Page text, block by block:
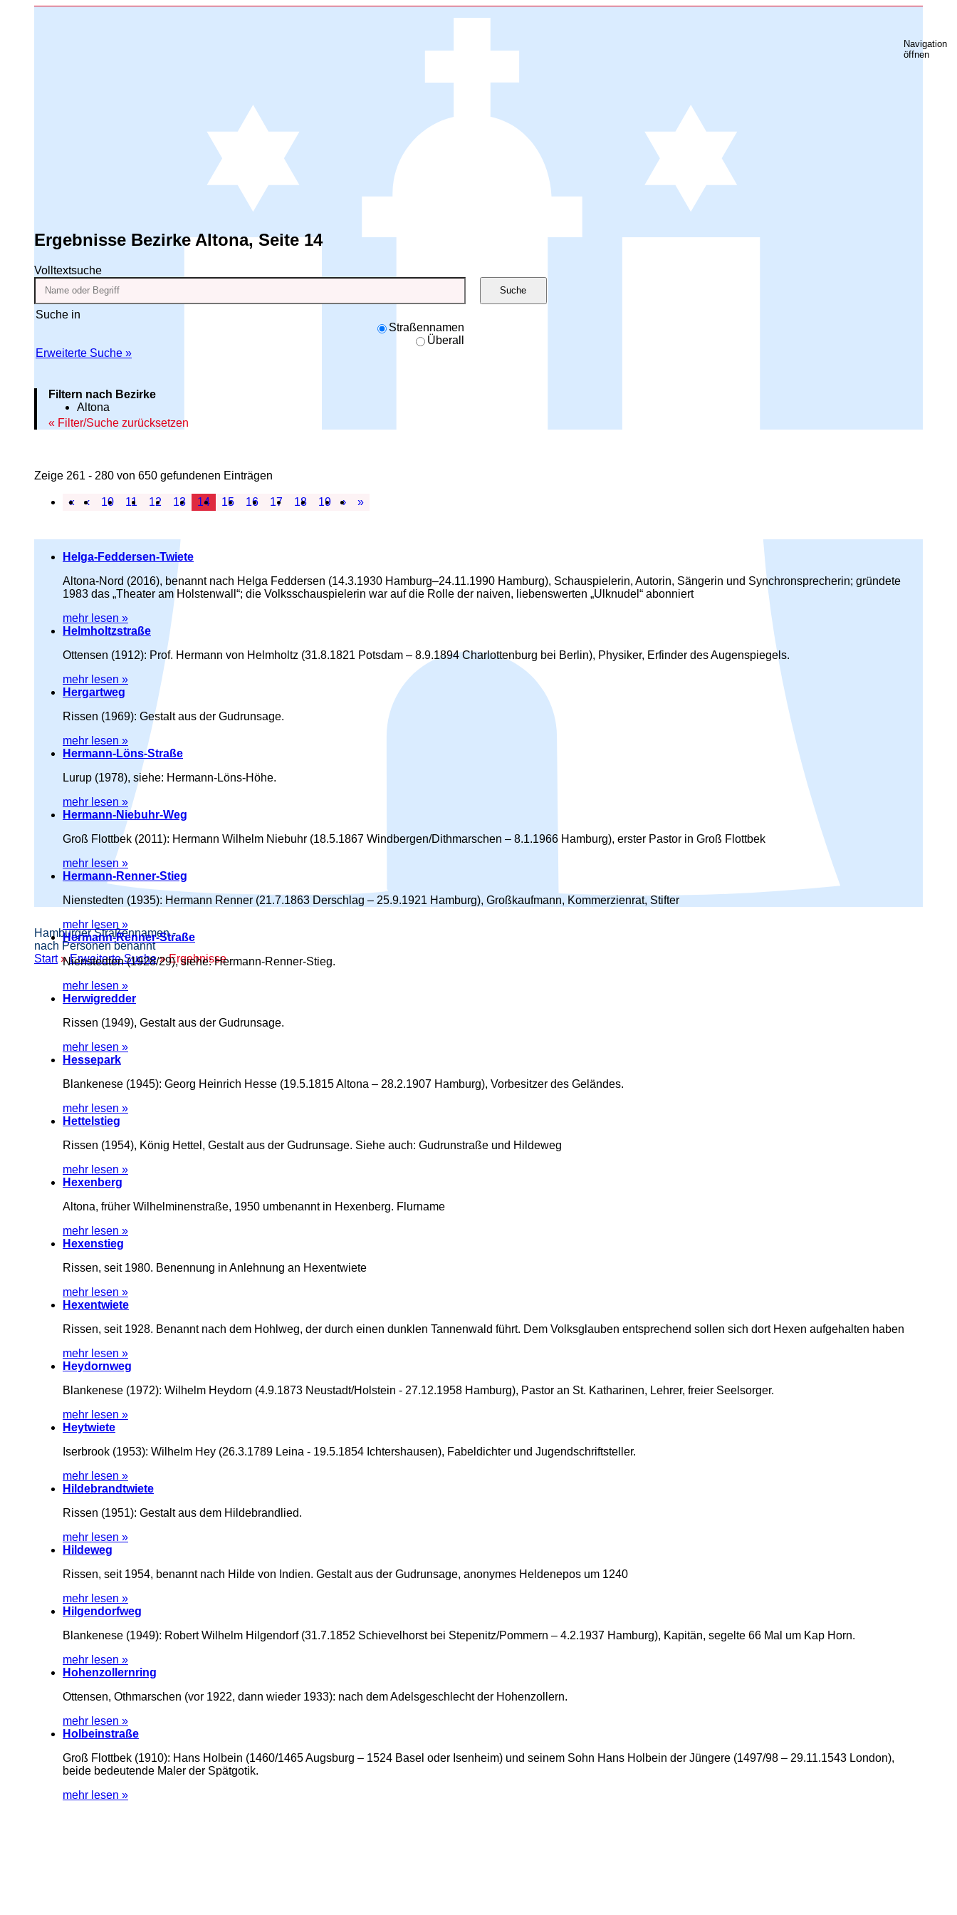
Hamburger Straßennamen -
nach Personen benannt
Start»Erweiterte Suche» Ergebnisse
Navigation
öffnen
Ergebnisse Bezirke Altona, Seite 14
Volltextsuche
Suche in
Straßennamen
Überall
Erweiterte Suche »
Suche
Filtern nach Bezirke
Altona
Filter/Suche zurücksetzen
Zeige 261 - 280 von 650 gefundenen Einträgen
« ‹ 10 11 12 13 14 15 16 17 18 19 › »
Helga-Feddersen-Twiete
Altona-Nord (2016), benannt nach Helga Feddersen (14.3.1930 Hamburg–24.11.1990 Hamburg), Schauspielerin, Autorin, Sängerin und Synchronsprecherin; gründete
1983 das „Theater am Holstenwall“; die Volksschauspielerin war auf die Rolle der naiven, liebenswerten „Ulknudel“ abonniert
mehr lesen »
Helmholtzstraße
Ottensen (1912): Prof. Hermann von Helmholtz (31.8.1821 Potsdam – 8.9.1894 Charlottenburg bei Berlin), Physiker, Erfinder des Augenspiegels.
mehr lesen »
Hergartweg
Rissen (1969): Gestalt aus der Gudrunsage.
mehr lesen »
Hermann-Löns-Straße
Lurup (1978), siehe: Hermann-Löns-Höhe.
mehr lesen »
Hermann-Niebuhr-Weg
Groß Flottbek (2011): Hermann Wilhelm Niebuhr (18.5.1867 Windbergen/Dithmarschen – 8.1.1966 Hamburg), erster Pastor in Groß Flottbek
mehr lesen »
Hermann-Renner-Stieg
Nienstedten (1935): Hermann Renner (21.7.1863 Derschlag – 25.9.1921 Hamburg), Großkaufmann, Kommerzienrat, Stifter
mehr lesen »
Hermann-Renner-Straße
Nienstedten (1928/29), siehe: Hermann-Renner-Stieg.
mehr lesen »
Herwigredder
Rissen (1949), Gestalt aus der Gudrunsage.
mehr lesen »
Hessepark
Blankenese (1945): Georg Heinrich Hesse (19.5.1815 Altona – 28.2.1907 Hamburg), Vorbesitzer des Geländes.
mehr lesen »
Hettelstieg
Rissen (1954), König Hettel, Gestalt aus der Gudrunsage. Siehe auch: Gudrunstraße und Hildeweg
mehr lesen »
Hexenberg
Altona, früher Wilhelminenstraße, 1950 umbenannt in Hexenberg. Flurname
mehr lesen »
Hexenstieg
Rissen, seit 1980. Benennung in Anlehnung an Hexentwiete
mehr lesen »
Hexentwiete
Rissen, seit 1928. Benannt nach dem Hohlweg, der durch einen dunklen Tannenwald führt. Dem Volksglauben entsprechend sollen sich dort Hexen aufgehalten haben
mehr lesen »
Heydornweg
Blankenese (1972): Wilhelm Heydorn (4.9.1873 Neustadt/Holstein - 27.12.1958 Hamburg), Pastor an St. Katharinen, Lehrer, freier Seelsorger.
mehr lesen »
Heytwiete
Iserbrook (1953): Wilhelm Hey (26.3.1789 Leina - 19.5.1854 Ichtershausen), Fabeldichter und Jugendschriftsteller.
mehr lesen »
Hildebrandtwiete
Rissen (1951): Gestalt aus dem Hildebrandlied.
mehr lesen »
Hildeweg
Rissen, seit 1954, benannt nach Hilde von Indien. Gestalt aus der Gudrunsage, anonymes Heldenepos um 1240
mehr lesen »
Hilgendorfweg
Blankenese (1949): Robert Wilhelm Hilgendorf (31.7.1852 Schievelhorst bei Stepenitz/Pommern – 4.2.1937 Hamburg), Kapitän, segelte 66 Mal um Kap Horn.
mehr lesen »
Hohenzollernring
Ottensen, Othmarschen (vor 1922, dann wieder 1933): nach dem Adelsgeschlecht der Hohenzollern.
mehr lesen »
Holbeinstraße
Groß Flottbek (1910): Hans Holbein (1460/1465 Augsburg – 1524 Basel oder Isenheim) und seinem Sohn Hans Holbein der Jüngere (1497/98 – 29.11.1543 London),
beide bedeutende Maler der Spätgotik.
mehr lesen »